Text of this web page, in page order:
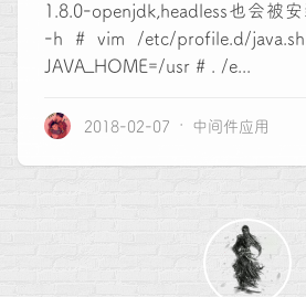
1.8.0-openjdk,headless也会被
-h # vim /etc/profile.d/
JAVA_HOME=/usr # . /e...
2018-02-07 中间件应用